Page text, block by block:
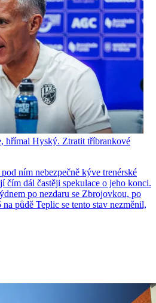
hřímal Hyský. Ztratit tříbrankové
ním nebezpečně kýve trenérské
čím dál častěji spekulace o jeho konci.
po nezdaru se Zbrojovkou, po
půdě Teplic se tento stav nezměnil,